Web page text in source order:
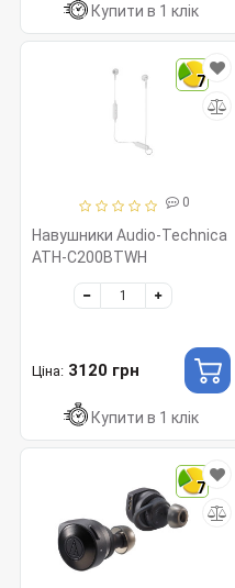
Купити в 1 клік
7
0
Навушники Audio-Technica
ATH-C200BTWH
Ціна: 3120 грн
Купити в 1 клік
7